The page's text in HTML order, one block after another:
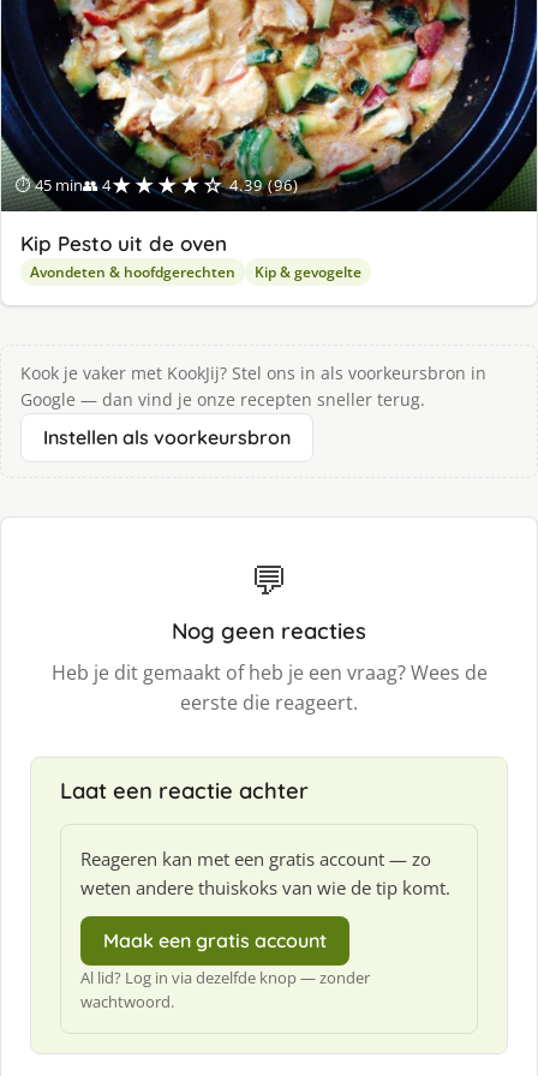
⏱ 45 min👥 4★★★★☆ 4.39 (96)
Kip Pesto uit de oven
Avondeten & hoofdgerechten Kip & gevogelte
Kook je vaker met KookJij? Stel ons in als voorkeursbron in
Google — dan vind je onze recepten sneller terug.
Instellen als voorkeursbron
💬
Nog geen reacties
Heb je dit gemaakt of heb je een vraag? Wees de
eerste die reageert.
Laat een reactie achter
Reageren kan met een gratis account — zo
weten andere thuiskoks van wie de tip komt.
Maak een gratis account
Al lid? Log in via dezelfde knop — zonder
wachtwoord.